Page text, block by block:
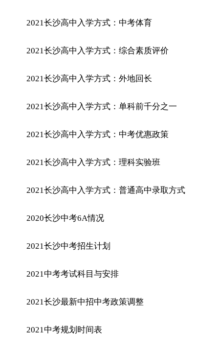
2021长沙高中入学方式：中考体育
2021长沙高中入学方式：综合素质评价
2021长沙高中入学方式：外地回长
2021长沙高中入学方式：单科前千分之一
2021长沙高中入学方式：中考优惠政策
2021长沙高中入学方式：理科实验班
2021长沙高中入学方式：普通高中录取方式
2020长沙中考6A情况
2021长沙中考招生计划
2021中考考试科目与安排
2021长沙最新中招中考政策调整
2021中考规划时间表